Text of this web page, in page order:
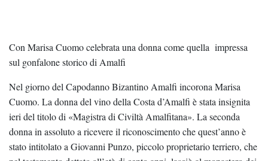
Con Marisa Cuomo celebrata una donna come quella impressa
sul gonfalone storico di Amalfi
Nel giorno del Capodanno Bizantino Amalfi incorona Marisa
Cuomo. La donna del vino della Costa d’Amalfi è stata insignita
ieri del titolo di «Magistra di Civiltà Amalfitana». La seconda
donna in assoluto a ricevere il riconoscimento che quest’anno è
stato intitolato a Giovanni Punzo, piccolo proprietario terriero, che